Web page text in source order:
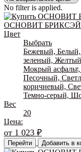
No filter is applied.
ОСНОВИТ БРИКСЭЙВ
Цвет
Выбрать
Бежевый, Белый,
зеленый,
Мокрый
Песочный,
коричневый,
Темно-серый,
Вес
20
Цена:
от 1 023 ₽
Перейти Добавить в